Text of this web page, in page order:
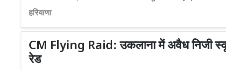
हरियाणा
CM Flying Raid: उकलाना में अवैध निजी
रेड